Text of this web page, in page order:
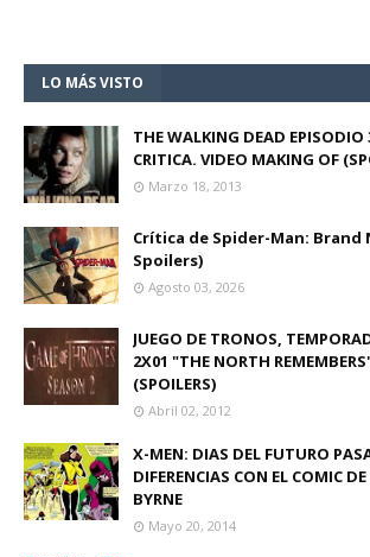
LO MÁS VISTO
THE WALKING DEAD EPISODIO
CRITICA. VIDEO MAKING OF
Marzo 18, 2013
Crítica de Spider-Man: Brand
Spoilers)
Agosto 03, 2026
JUEGO DE TRONOS,
2X01 "THE NORTH
(SPOILERS)
Abril 02, 2012
X-MEN: DIAS DEL FUTURO
DIFERENCIAS CON EL COMIC
BYRNE
Mayo 20, 2014